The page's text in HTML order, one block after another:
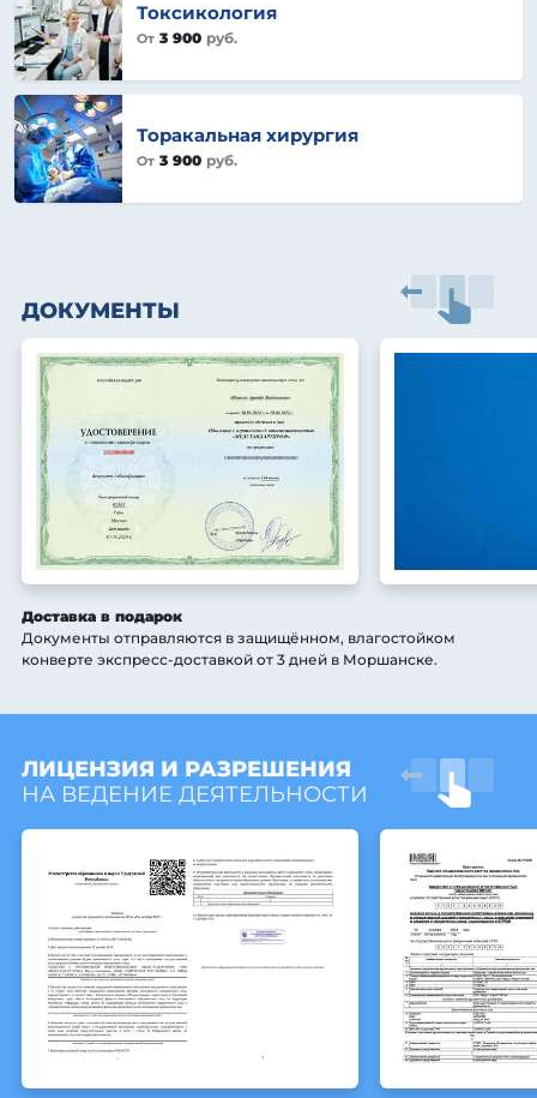
Токсикология
От 3 900 руб.
Торакальная хирургия
От 3 900 руб.
ДОКУМЕНТЫ
Доставка в подарок
Документы отправляются в защищённом, влагостойком
конверте экспресс-доставкой от 3 дней в Моршанске.
ЛИЦЕНЗИЯ И РАЗРЕШЕНИЯ
НА ВЕДЕНИЕ ДЕЯТЕЛЬНОСТИ